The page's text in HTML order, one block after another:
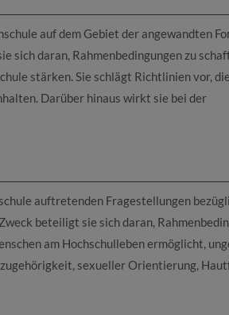
auf dem Gebiet der angewandten
sich daran, Rahmenbedingungen zu
stärken. Sie schlägt Richtlinien vor, die
Darüber hinaus wirkt sie bei der
auftretenden Fragestellungen
beteiligt sie sich daran,
am Hochschulleben ermöglicht,
sexueller Orientierung,